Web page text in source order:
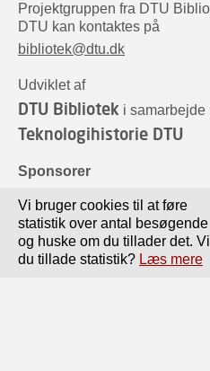
Projektgruppen fra DTU
DTU kan kontaktes på
bibliotek@dtu.dk
Udviklet af
DTU Bibliotek i samarbejde
Teknologihistorie DTU
Sponsorer
Vi bruger cookies til at føre
statistik over antal besøgende
og huske om du tillader det. Vil
du tillade statistik? Læs mere